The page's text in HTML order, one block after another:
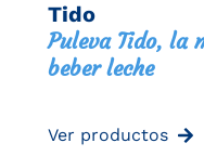
Tido
Puleva Tido, la
beber leche
Ver productos